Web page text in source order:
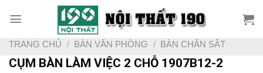
TRANG CHỦ / BÀN VĂN PHÒNG / BÀN CHÂN SẮT
CỤM BÀN LÀM VIỆC 2 CHỖ 1907B12-2